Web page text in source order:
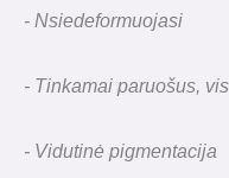
- Nsiedeformuojasi
- Tinkamai paruošus,
- Vidutinė pigmentacija